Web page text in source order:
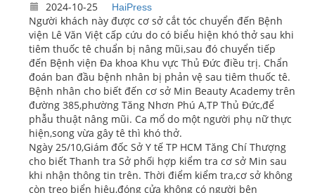
2024-10-25 HaiPress
Người khách này được cơ sở cắt tóc chuyển đến Bệnh
viện Lê Văn Việt cấp cứu do có biểu hiện khó thở sau khi
tiêm thuốc tê chuẩn bị nâng mũi,sau đó chuyển tiếp
đến Bệnh viện Đa khoa Khu vực Thủ Đức điều trị. Chẩn
đoán ban đầu bệnh nhân bị phản vệ sau tiêm thuốc tê.
Bệnh nhân cho biết đến cơ sở Min Beauty Academy trên
đường 385,phường Tăng Nhơn Phú A,TP Thủ Đức,để
phẫu thuật nâng mũi. Ca mổ do một người phụ nữ thực
hiện,song vừa gây tê thì khó thở.
Ngày 25/10,Giám đốc Sở Y tế TP HCM Tăng Chí Thượng
cho biết Thanh tra Sở phối hợp kiểm tra cơ sở Min sau
khi nhận thông tin trên. Thời điểm kiểm tra,cơ sở không
còn treo biển hiệu,đóng cửa không có người bên